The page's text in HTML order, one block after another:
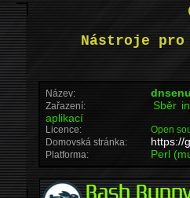
Nástroje
Název:
Zařazení:
Sběr
aplikací
Licence:
Open
Domovská stránka:
https://
Platforma: Perl